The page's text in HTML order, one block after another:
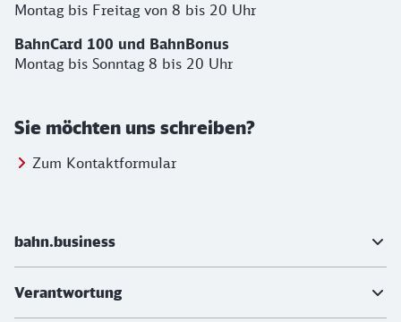
Montag bis Freitag von 8 bis 20 Uhr
BahnCard 100 und BahnBonus
Montag bis Sonntag 8 bis 20 Uhr
Sie möchten uns schreiben?
Zum Kontaktformular
bahn.business
Verantwortung